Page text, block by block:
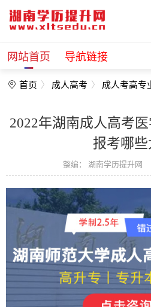
网站首页 导航链接
首页 成人高考 成人考高专
2022年湖南成人高考
报考哪些
整编： 湖南学历提升网